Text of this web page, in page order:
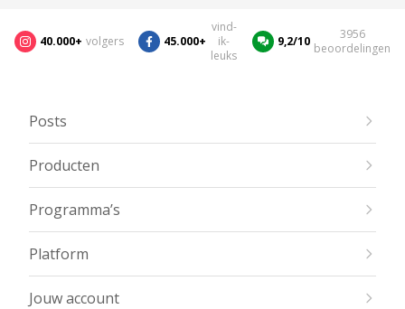
40.000+ volgers 45.000+
vind-
ik-
leuks
9,2/10
3956
beoordelingen
Posts
Producten
Programma’s
Platform
Jouw account